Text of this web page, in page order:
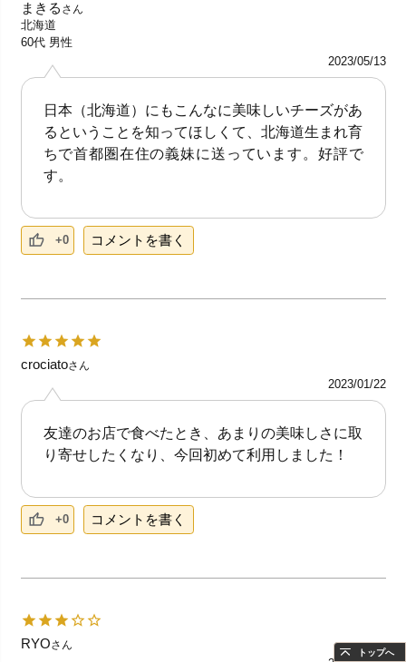
まきる さん
北海道
60代 男性
2023/05/13
日本（北海道）にもこんなに美味しいチーズがあ
るということを知ってほしくて、北海道生まれ育
ちで首都圏在住の義妹に送っています。好評で
す。
+0 コメントを書く
crociatoさん
2023/01/22
友達のお店で食べたとき、あまりの美味しさに取
り寄せしたくなり、今回初めて利用しました！
+0 コメントを書く
RYOさん
トップへ